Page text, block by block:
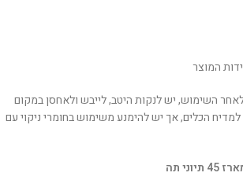
המוצר
השימוש, יש לנקות היטב, לייבש ולאחסן במקום
למדיח הכלים, אך יש להימנע משימוש בחומרי ניקוי עם